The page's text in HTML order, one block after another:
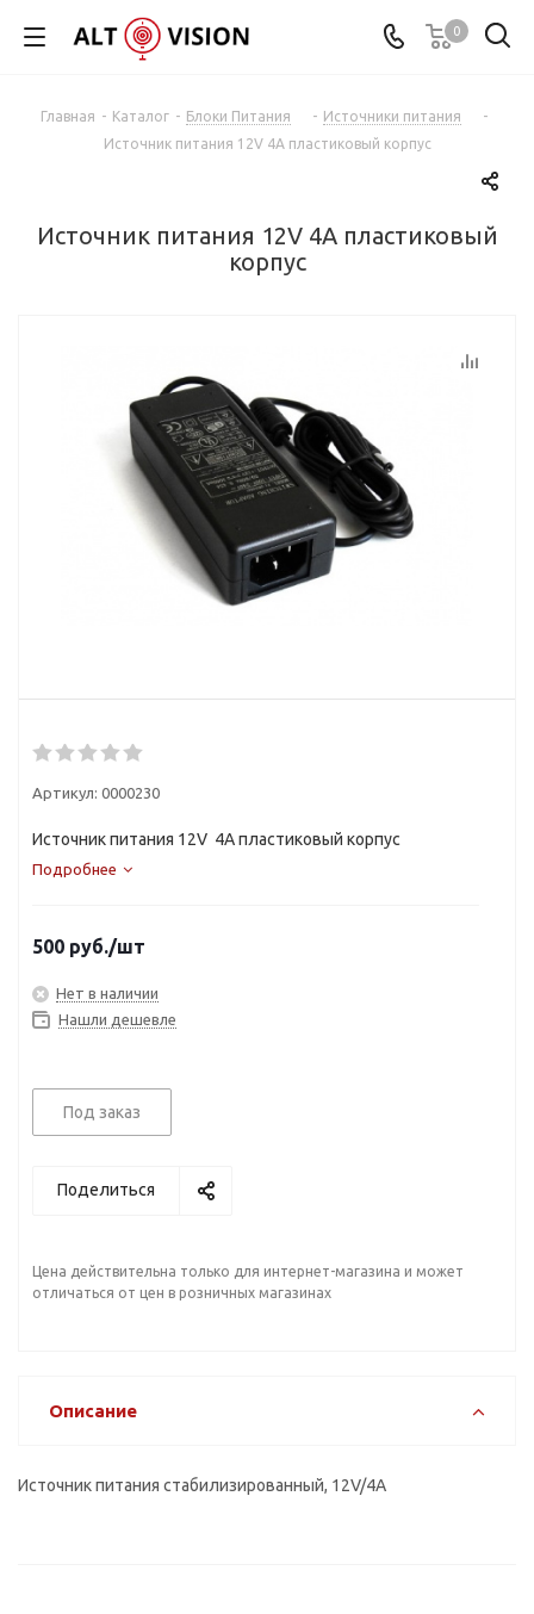
0
Главная - Каталог - Блоки Питания - Источники питания
-
Источник питания 12V 4A пластиковый корпус
Источник питания 12V 4A пластиковый
корпус
Артикул: 0000230
Источник питания 12V 4A пластиковый корпус
Подробнее
500 руб./шт
Нет в наличии
Нашли дешевле
Под заказ
Поделиться
Цена действительна только для интернет-магазина и может
отличаться от цен в розничных магазинах
Описание
Источник питания стабилизированный, 12V/4А